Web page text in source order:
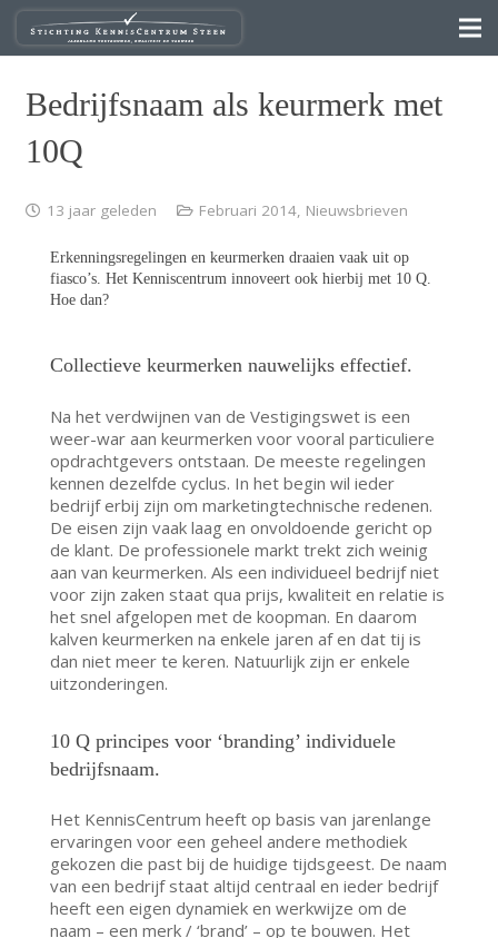
Bedrijfsnaam als keurmerk met
10Q
13 jaar geleden Februari 2014, Nieuwsbrieven
Erkenningsregelingen en keurmerken draaien vaak uit op
fiasco’s. Het Kenniscentrum innoveert ook hierbij met 10 Q.
Hoe dan?
Collectieve keurmerken nauwelijks effectief.
Na het verdwijnen van de Vestigingswet is een
weer-war aan keurmerken voor vooral particuliere
opdrachtgevers ontstaan. De meeste regelingen
kennen dezelfde cyclus. In het begin wil ieder
bedrijf erbij zijn om marketingtechnische redenen.
De eisen zijn vaak laag en onvoldoende gericht op
de klant. De professionele markt trekt zich weinig
aan van keurmerken. Als een individueel bedrijf niet
voor zijn zaken staat qua prijs, kwaliteit en relatie is
het snel afgelopen met de koopman. En daarom
kalven keurmerken na enkele jaren af en dat tij is
dan niet meer te keren. Natuurlijk zijn er enkele
uitzonderingen.
10 Q principes voor ‘branding’ individuele
bedrijfsnaam.
Het KennisCentrum heeft op basis van jarenlange
ervaringen voor een geheel andere methodiek
gekozen die past bij de huidige tijdsgeest. De naam
van een bedrijf staat altijd centraal en ieder bedrijf
heeft een eigen dynamiek en werkwijze om de
naam – een merk / ‘brand’ – op te bouwen. Het